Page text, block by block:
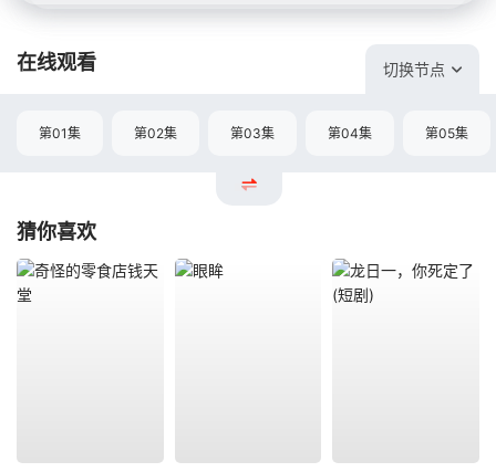
在线观看 切换节点
第01集 第02集 第03集 第04集 第05集
猜你喜欢